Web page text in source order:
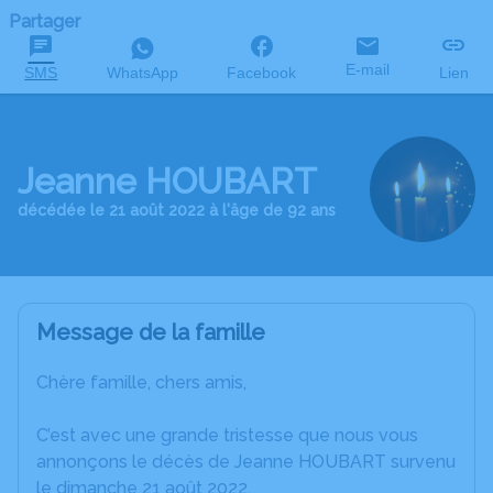
Partager
SMS WhatsApp Facebook E-mail Lien
Jeanne HOUBART
décédée le 21 août 2022 à l'âge de 92 ans
Message de la famille
Chère famille, chers amis,
C’est avec une grande tristesse que nous vous
annonçons le décès de Jeanne HOUBART survenu
le dimanche 21 août 2022.